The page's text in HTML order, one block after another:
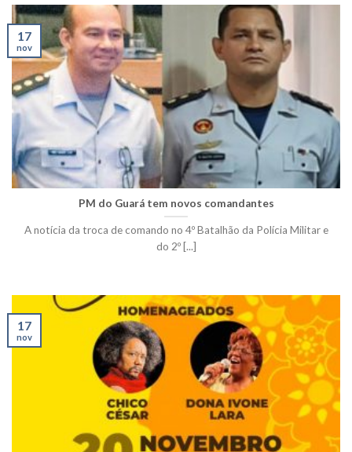
PM do Guará tem novos comandantes
A notícia da troca de comando no 4º Batalhão da Polícia Militar e
do 2º [...]
17
nov
17
nov